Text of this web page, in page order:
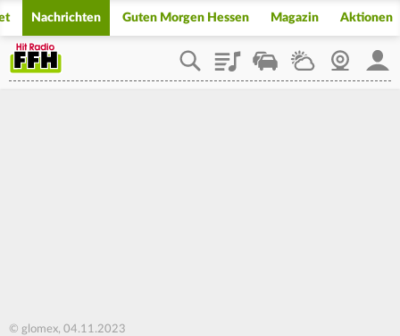
Nachrichten Guten Morgen Hessen Magazin Aktionen
PlaylistStaupilotWetterWebcam
© glomex, 04.11.2023